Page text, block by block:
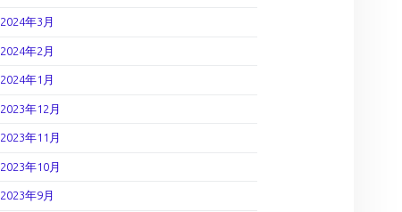
2024年3月
2024年2月
2024年1月
2023年12月
2023年11月
2023年10月
2023年9月